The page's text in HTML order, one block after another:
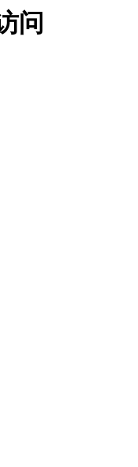
问